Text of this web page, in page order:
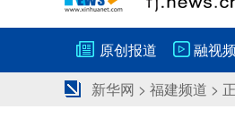
原创报道 融视频
新华网 > 福建频道 >